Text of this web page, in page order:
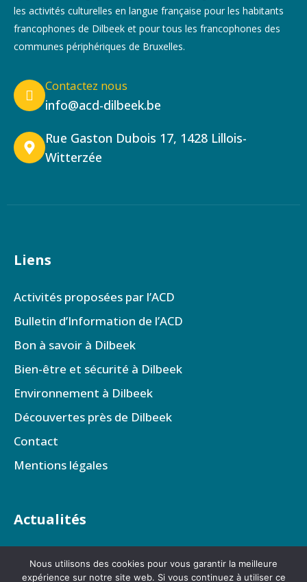
les activités culturelles en langue française pour les habitants
francophones de Dilbeek et pour tous les francophones des
communes périphériques de Bruxelles.
Contactez nous
info@acd-dilbeek.be
Rue Gaston Dubois 17, 1428 Lillois-
Witterzée
Liens
Activités proposées par l’ACD
Bulletin d’Information de l’ACD
Bon à savoir à Dilbeek
Bien-être et sécurité à Dilbeek
Environnement à Dilbeek
Découvertes près de Dilbeek
Contact
Mentions légales
Actualités
Nous utilisons des cookies pour vous garantir la meilleure
expérience sur notre site web. Si vous continuez à utiliser ce